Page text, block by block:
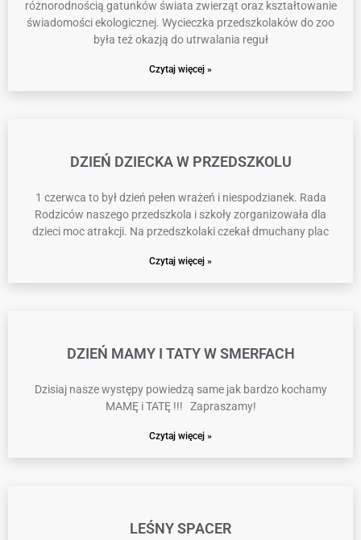
różnorodnością gatunków świata zwierząt oraz kształtowanie
świadomości ekologicznej. Wycieczka przedszkolaków do zoo
była też okazją do utrwalania reguł
Czytaj więcej »
DZIEŃ DZIECKA W PRZEDSZKOLU
1 czerwca to był dzień pełen wrażeń i niespodzianek. Rada
Rodziców naszego przedszkola i szkoły zorganizowała dla
dzieci moc atrakcji. Na przedszkolaki czekał dmuchany plac
Czytaj więcej »
DZIEŃ MAMY I TATY W SMERFACH
Dzisiaj nasze występy powiedzą same jak bardzo kochamy
MAMĘ i TATĘ !!! Zapraszamy!
Czytaj więcej »
LEŚNY SPACER